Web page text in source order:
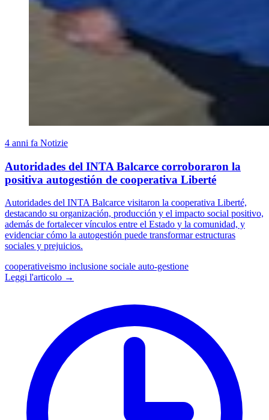
4 anni fa Notizie
Autoridades del INTA Balcarce corroboraron la
positiva autogestión de cooperativa Liberté
Autoridades del INTA Balcarce visitaron la cooperativa Liberté,
destacando su organización, producción y el impacto social positivo,
además de fortalecer vínculos entre el Estado y la comunidad, y
evidenciar cómo la autogestión puede transformar estructuras
sociales y prejuicios.
cooperativeismo inclusione sociale auto-gestione
Leggi l'articolo →